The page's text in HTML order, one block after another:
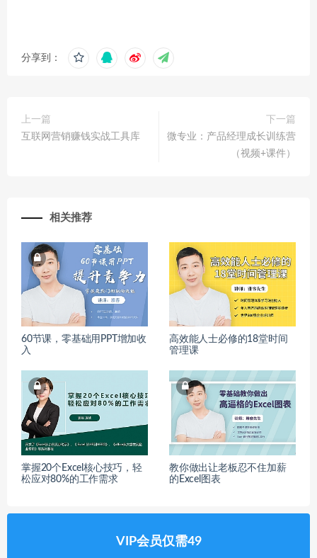
分享到：
上一篇
互联网营销赚钱实战工具库
下一篇
微专业：产品经理成长训练营
（视频+课件）
相关推荐
60节课，零基础用PPT增加收
入
高效能人士必修的18堂时间
管理课
掌握20个Excel核心技巧，轻
松应对80%的工作需求
教你做出让老板忍不住加薪
的Excel图表
VIP会员仅需49